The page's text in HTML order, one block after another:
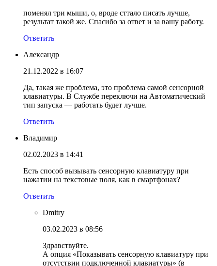
поменял три мыши, о, вроде сттало писать лучше,
результат такой же. Спасибо за ответ и за вашу работу.
Ответить
Александр
21.12.2022 в 16:07
Да, такая же проблема, это проблема самой сенсорной
клавиатуры. В Службе переключи на Автоматический
тип запуска — работать будет лучше.
Ответить
Владимир
02.02.2023 в 14:41
Есть способ вызывать сенсорную клавиатуру при
нажатии на текстовые поля, как в смартфонах?
Ответить
Dmitry
03.02.2023 в 08:56
Здравствуйте.
А опция «Показывать сенсорную клавиатуру при
отсутствии подключенной клавиатуры» (в